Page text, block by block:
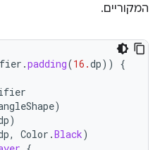
המקוריים.
.padding(16.dp))
{
)
)
, Color .Black)